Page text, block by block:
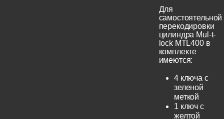
Для
самостоятельной
перекодировки
цилиндра Mul-t-
lock MTL400 в
комплекте
имеются:
4 ключа с
зеленой
меткой
1 ключ с
желтой